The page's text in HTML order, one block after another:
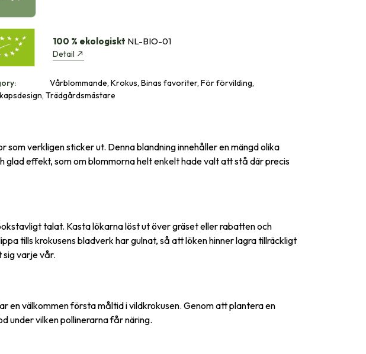
100 % ekologiskt NL-BIO-01
Detail
Vårblommande, Krokus, Binas favoriter, För förvilding,
Trädgårdsmästare
verkligen sticker ut. Denna blandning innehåller en mängd olika
glad effekt, som om blommorna helt enkelt hade valt att stå där precis
talat. Kasta lökarna löst ut över gräset eller rabatten och
tills krokusens bladverk har gulnat, så att löken hinner lagra tillräckligt
sig varje vår.
välkommen första måltid i vildkrokusen. Genom att plantera en
under vilken pollinerarna får näring.